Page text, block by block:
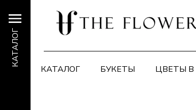
КАТАЛОГ
КАТАЛОГ БУКЕТЫ ЦВЕТЫ